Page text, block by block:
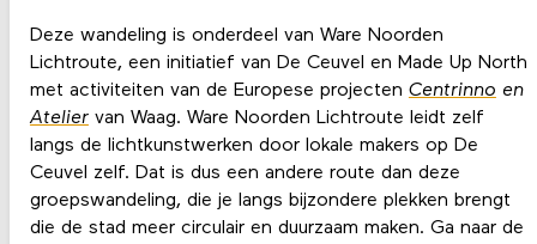
Deze wandeling is onderdeel van Ware Noorden
Lichtroute, een initiatief van De Ceuvel en Made Up North
met activiteiten van de Europese projecten Centrinno en
Atelier van Waag. Ware Noorden Lichtroute leidt zelf
langs de lichtkunstwerken door lokale makers op De
Ceuvel zelf. Dat is dus een andere route dan deze
groepswandeling, die je langs bijzondere plekken brengt
die de stad meer circulair en duurzaam maken. Ga naar de